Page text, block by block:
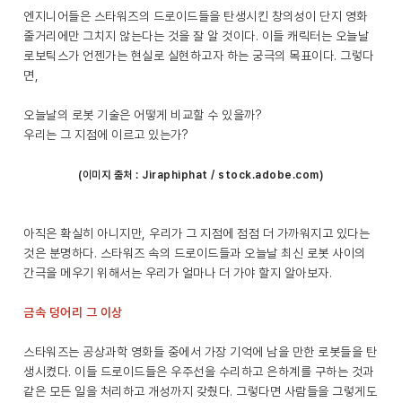
엔지니어들은 스타워즈의 드로이드들을 탄생시킨 창의성이 단지 영화
줄거리에만 그치지 않는다는 것을 잘 알 것이다. 이들 캐릭터는 오늘날
로보틱스가 언젠가는 현실로 실현하고자 하는 궁극의 목표이다. 그렇다
면,
오늘날의 로봇 기술은 어떻게 비교할 수 있을까?
우리는 그 지점에 이르고 있는가?
(이미지 출처 : Jiraphiphat / stock.adobe.com)
아직은 확실히 아니지만, 우리가 그 지점에 점점 더 가까워지고 있다는
것은 분명하다. 스타워즈 속의 드로이드들과 오늘날 최신 로봇 사이의
간극을 메우기 위해서는 우리가 얼마나 더 가야 할지 알아보자.
금속 덩어리 그 이상
스타워즈는 공상과학 영화들 중에서 가장 기억에 남을 만한 로봇들을 탄
생시켰다. 이들 드로이드들은 우주선을 수리하고 은하계를 구하는 것과
같은 모든 일을 처리하고 개성까지 갖췄다. 그렇다면 사람들을 그렇게도